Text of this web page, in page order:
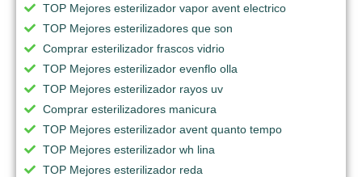
TOP Mejores esterilizador vapor avent electrico
TOP Mejores esterilizadores que son
Comprar esterilizador frascos vidrio
TOP Mejores esterilizador evenflo olla
TOP Mejores esterilizador rayos uv
Comprar esterilizadores manicura
TOP Mejores esterilizador avent quanto tempo
TOP Mejores esterilizador wh lina
TOP Mejores esterilizador reda